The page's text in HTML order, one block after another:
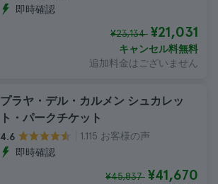
即時確認
¥23,134 ¥21,031
キャンセル料無料
追加料金はございません
プラヤ・デル・カルメン シュカレッ
ト・パークチケット
4.6
1.115 お客様の声
即時確認
¥45,837 ¥41,670